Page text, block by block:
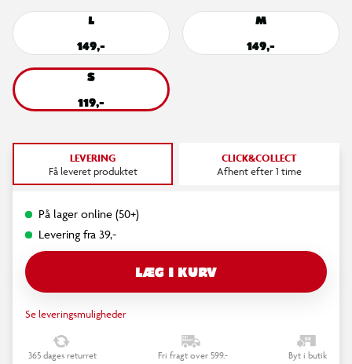
L
149,-
M
149,-
S
119,-
LEVERING
Få leveret produktet
CLICK&COLLECT
Afhent efter 1 time
På lager online (50+)
Levering fra 39,-
LÆG I KURV
Se leveringsmuligheder
365 dages returret Fri fragt over 599,- Byt i butik